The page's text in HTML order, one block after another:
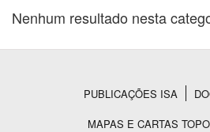
Nenhum resultado nesta
Rodapé
PUBLICAÇÕES ISA
MAPAS E CARTAS